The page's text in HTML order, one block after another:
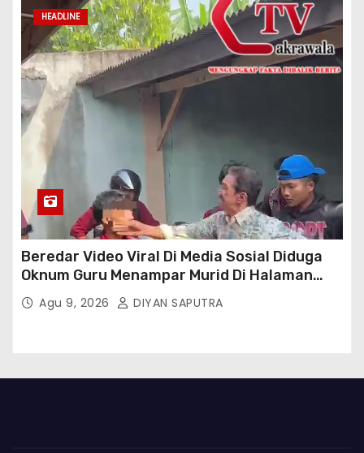
HEADLINE
Beredar Video Viral Di Media Sosial Diduga
Oknum Guru Menampar Murid Di Halaman
Parkir Sekolah
Agu 9, 2026 DIYAN SAPUTRA